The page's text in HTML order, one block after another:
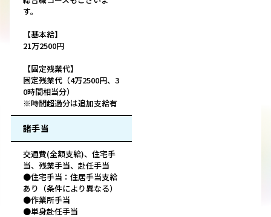
す。
【基本給】
21万2500円
【固定残業代】
固定残業代（4万2500円、3
0時間相当分）
※時間超過分は追加支給有
諸手当
交通費(全額支給)、住宅手
当、残業手当、赴任手当
●住宅手当：住居手当支給
あり（条件により異なる）
●作業所手当
●単身赴任手当